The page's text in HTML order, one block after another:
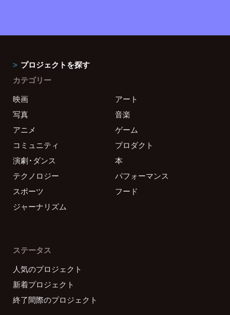
プロジェクトを探す
カテゴリー
映画
アート
写真
音楽
アニメ
ゲーム
コミュニティ
プロダクト
演劇・ダンス
本
テクノロジー
パフォーマンス
スポーツ
フード
ジャーナリズム
ステータス
人気のプロジェクト
新着プロジェクト
終了間際のプロジェクト